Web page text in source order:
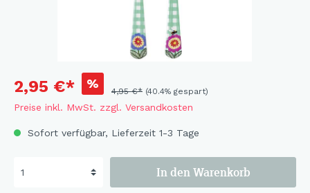
2,95 €* %
4,95 €* (40.4% gespart)
Preise inkl. MwSt. zzgl. Versandkosten
Sofort verfügbar, Lieferzeit 1-3 Tage
In den Warenkorb